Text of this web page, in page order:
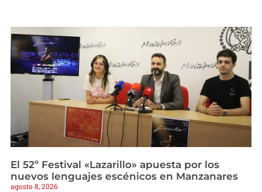
El 52º Festival «Lazarillo» apuesta por los
nuevos lenguajes escénicos en Manzanares
agosto 8, 2026